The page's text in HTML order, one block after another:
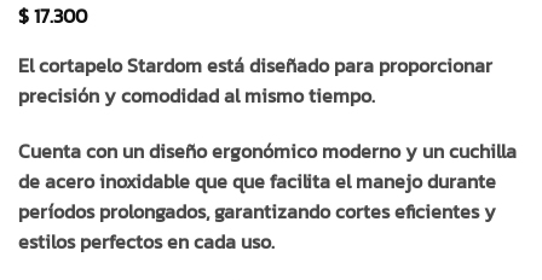
$17.300
El cortapelo Stardom está diseñado para proporcionar
precisión y comodidad al mismo tiempo.
Cuenta con un diseño ergonómico moderno y un cuchilla
de acero inoxidable que que facilita el manejo durante
períodos prolongados, garantizando cortes eficientes y
estilos perfectos en cada uso.